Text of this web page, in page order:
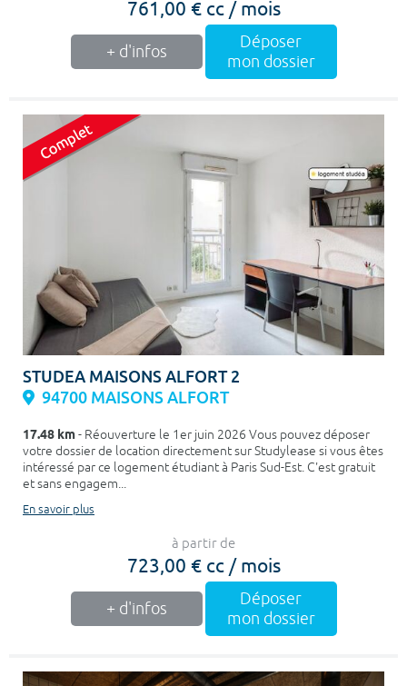
761,00 € cc / mois
+ d'infos
Déposer
mon dossier
STUDEA MAISONS ALFORT 2
94700 MAISONS ALFORT
17.48 km- Réouverture le 1er juin 2026 Vous pouvez déposer
votre dossier de location directement sur Studylease si vous êtes
intéressé par ce logement étudiant à Paris Sud-Est. C'est gratuit
et sans engagem...
En savoir plus
à partir de
723,00 € cc / mois
+ d'infos
Déposer
mon dossier